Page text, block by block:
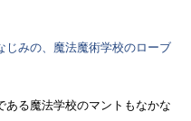
じみの、魔法魔術学校のローブ
る魔法学校のマントもなかな